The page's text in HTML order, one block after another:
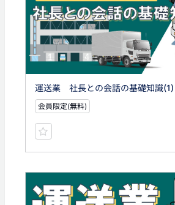
運送業 社長との会話の基礎知識(1)
会員限定(無料)